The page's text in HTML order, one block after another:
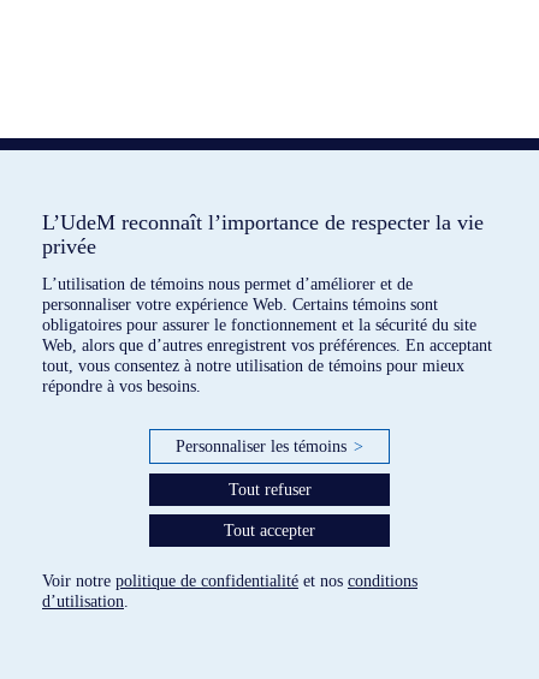
paramètres des témoins
L’UdeM reconnaît l’importance de respecter la vie
privée
L’utilisation de témoins nous permet d’améliorer et de
personnaliser votre expérience Web. Certains témoins sont
obligatoires pour assurer le fonctionnement et la sécurité du site
Web, alors que d’autres enregistrent vos préférences. En acceptant
tout, vous consentez à notre utilisation de témoins pour mieux
répondre à vos besoins.
Personnaliser les témoins >
Tout refuser
Tout accepter
Voir notre politique de confidentialité et nos conditions
d’utilisation.